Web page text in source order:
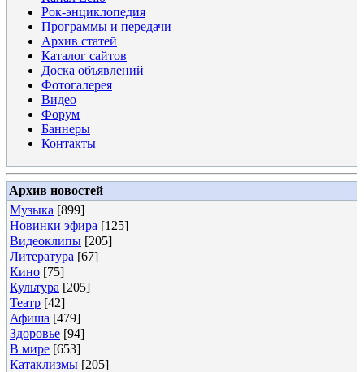
Рок-энциклопедия
Программы и передачи
Архив статей
Каталог сайтов
Доска объявлений
Фотогалерея
Видео
Форум
Баннеры
Контакты
Архив новостей
Музыка [899]
Новинки эфира [125]
Видеоклипы [205]
Литература [67]
Кино [75]
Культура [205]
Театр [42]
Афиша [479]
Здоровье [94]
В мире [653]
Катаклизмы [205]